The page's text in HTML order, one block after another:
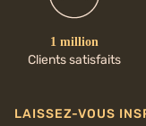
1 million
Clients satisfaits
LAISSEZ-VOUS